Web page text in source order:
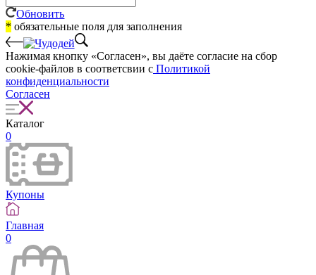
Обновить
* обязательные поля для заполнения
Нажимая кнопку «Согласен», вы даёте cогласие на сбор
cookie-файлов в соответсвии с Политикой
конфиденциальности
Согласен
Каталог
0
Купоны
Главная
0